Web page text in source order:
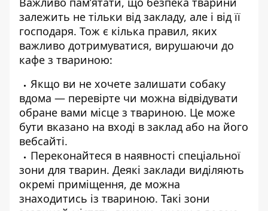
залежить не тільки від закладу, але і від її
господаря. Тож є кілька правил, яких
важливо дотримуватися, вирушаючи до
кафе з твариною:
Якщо ви не хочете залишати собаку
вдома — перевірте чи можна відвідувати
обране вами місце з твариною. Це може
бути вказано на вході в заклад або на його
вебсайті.
Переконайтеся в наявності спеціальної
зони для тварин. Деякі заклади виділяють
окремі приміщення, де можна
знаходитись із твариною. Такі зони